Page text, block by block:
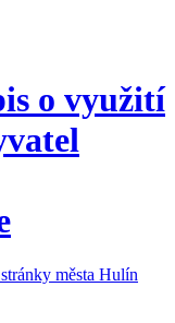
o využití